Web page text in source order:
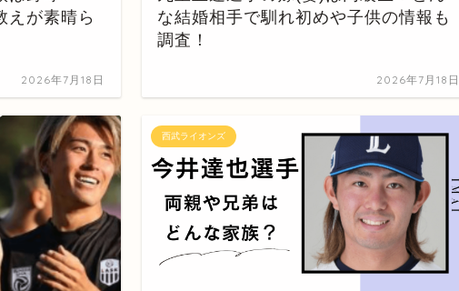
えが素晴ら
2026年7月18日
な結婚相手で馴れ初めや子供の情報も
調査！
2026年7月18日
西武ライオンズ